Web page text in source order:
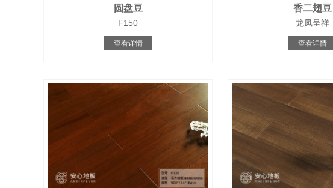
圆盘豆
F150
查看详情
香二翅豆
龙凤呈祥
查看详情